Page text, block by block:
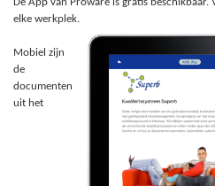
elke werkplek.
Mobiel zijn
de
documenten
uit het